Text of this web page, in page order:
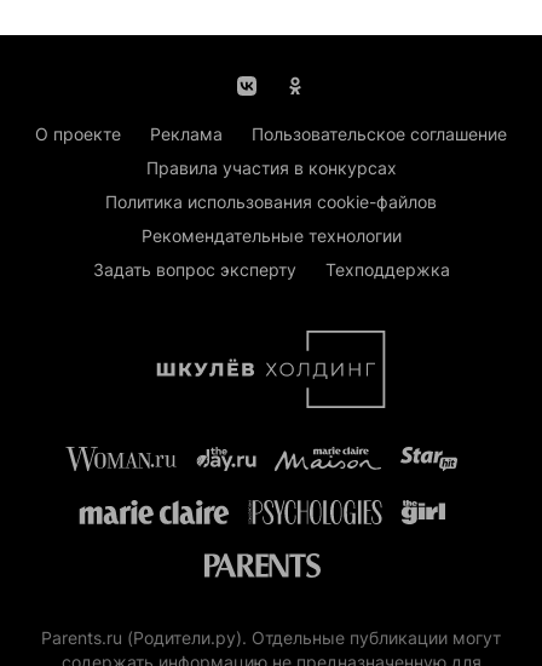
О проекте Реклама
Пользовательское соглашение
Правила участия в конкурсах
Политика использования cookie-файлов
Рекомендательные технологии
Задать вопрос эксперту
Техподдержка
Parents.ru (Родители.ру). Отдельные публикации могут
содержать информацию не предназначенную для